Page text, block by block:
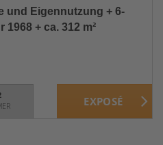
und Eigennutzung + 6-
1968 + ca. 312 m²